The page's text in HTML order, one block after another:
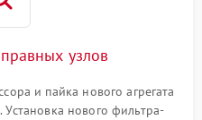
узлов
и пайка нового агрегата
нового фильтра-